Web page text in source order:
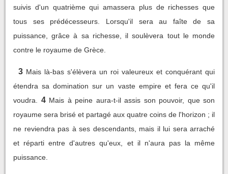
suivis d'un quatrième qui amassera plus de richesses que
tous ses prédécesseurs. Lorsqu'il sera au faîte de sa
puissance, grâce à sa richesse, il soulèvera tout le monde
contre le royaume de Grèce.
3 Mais là-bas s'élèvera un roi valeureux et conquérant qui
étendra sa domination sur un vaste empire et fera ce qu'il
voudra.
4 Mais à peine aura-t-il assis son pouvoir, que son
royaume sera brisé et partagé aux quatre coins de l'horizon ; il
ne reviendra pas à ses descendants, mais il lui sera arraché
et réparti entre d'autres qu'eux, et il n'aura pas la même
puissance.